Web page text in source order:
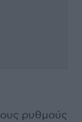
ρυθμούς